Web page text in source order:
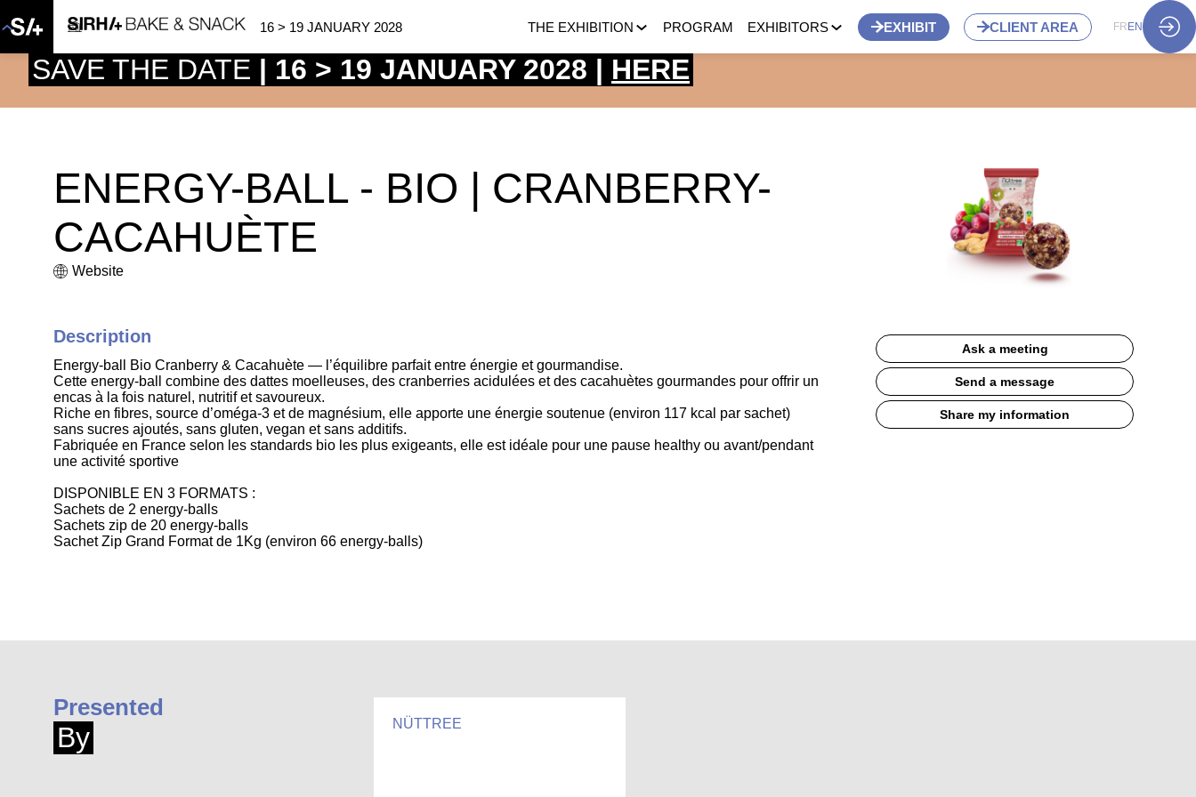
16 > 19 JANUARY 2028 THE EXHIBITION PROGRAM EXHIBITORS EXHIBIT CLIENT AREA FR EN
ENERGY-BALL - BIO | CRANBERRY-
CACAHUÈTE
Website
Ask a meeting
Send a message
Share my information
Description
Energy-ball Bio Cranberry & Cacahuète — l’équilibre parfait entre énergie et gourmandise.
Cette energy-ball combine des dattes moelleuses, des cranberries acidulées et des cacahuètes gourmandes pour offrir un
encas à la fois naturel, nutritif et savoureux.
Riche en fibres, source d’oméga-3 et de magnésium, elle apporte une énergie soutenue (environ 117 kcal par sachet)
sans sucres ajoutés, sans gluten, vegan et sans additifs.
Fabriquée en France selon les standards bio les plus exigeants, elle est idéale pour une pause healthy ou avant/pendant
une activité sportive
DISPONIBLE EN 3 FORMATS :
Sachets de 2 energy-balls
Sachets zip de 20 energy-balls
Sachet Zip Grand Format de 1Kg (environ 66 energy-balls)
Presented
By NÜTTREE
SAVE THE DATE | 16 > 19 JANUARY 2028 | HERE